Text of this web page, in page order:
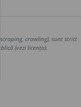
crawling), sunt strict
(vezi licența).